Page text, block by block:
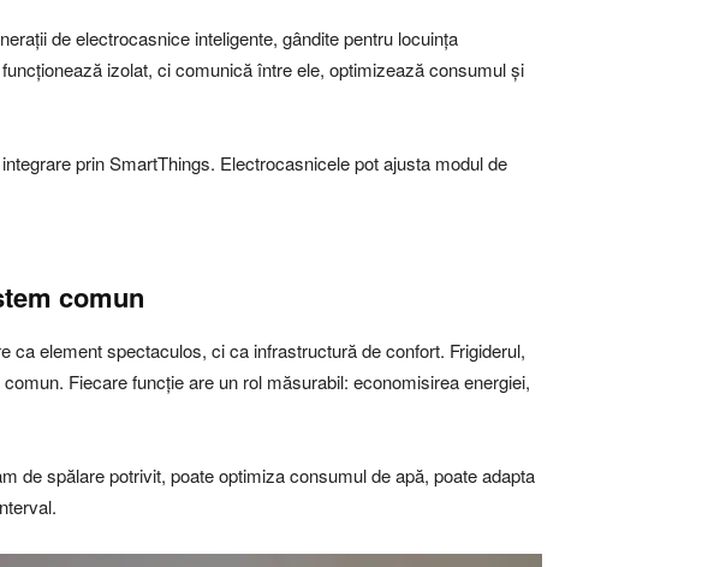
de electrocasnice inteligente, gândite pentru locuința
izolat, ci comunică între ele, optimizează consumul și
prin SmartThings. Electrocasnicele pot ajusta modul de
comun
element spectaculos, ci ca infrastructură de confort. Frigiderul,
Fiecare funcție are un rol măsurabil: economisirea energiei,
de spălare potrivit, poate optimiza consumul de apă, poate adapta